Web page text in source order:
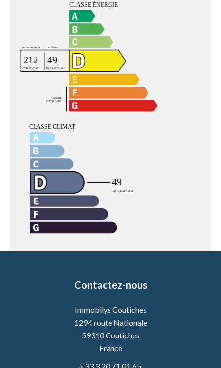
Contactez-nous
Immobilys Coutiches
1294 route Nationale
59310Coutiches
France
+33 3 20 71 01 65